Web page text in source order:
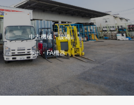
中古機械・設備
ラボ・FA機器